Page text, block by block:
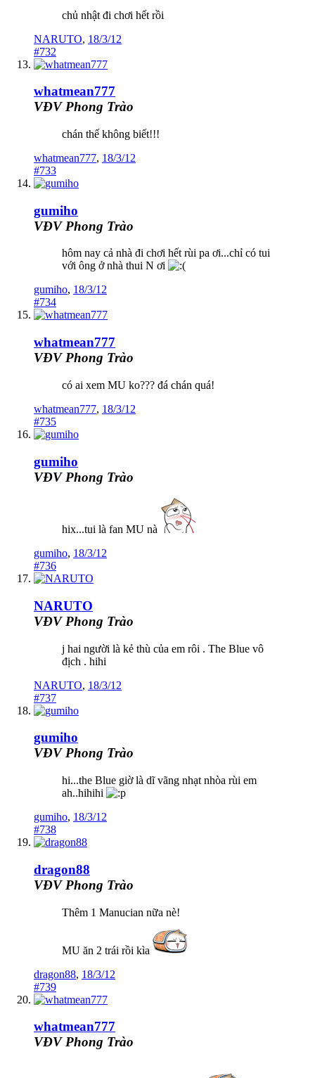
chủ nhật đi chơi hết rồi
NARUTO, 18/3/12
#732
whatmean777
VĐV Phong Trào
chán thế không biết!!!
whatmean777, 18/3/12
#733
gumiho
VĐV Phong Trào
hôm nay cả nhà đi chơi hết rùi pa ơi...chỉ có tui
với ông ở nhà thui N ơi
gumiho, 18/3/12
#734
whatmean777
VĐV Phong Trào
có ai xem MU ko??? đá chán quá!
whatmean777, 18/3/12
#735
gumiho
VĐV Phong Trào
hix...tui là fan MU nà
gumiho, 18/3/12
#736
NARUTO
VĐV Phong Trào
j hai người là kẻ thù của em rôi . The Blue vô
địch . hihi
NARUTO, 18/3/12
#737
gumiho
VĐV Phong Trào
hi...the Blue giờ là dĩ vãng nhạt nhòa rùi em
ah..hihihi
gumiho, 18/3/12
#738
dragon88
VĐV Phong Trào
Thêm 1 Manucian nữa nè!
MU ăn 2 trái rồi kìa
dragon88, 18/3/12
#739
whatmean777
VĐV Phong Trào